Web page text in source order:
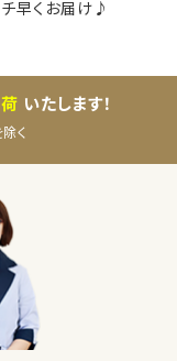
チ早くお届け♪
いたします！
く